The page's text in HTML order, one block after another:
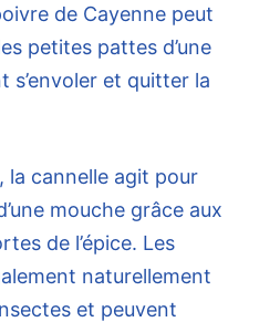
de Cayenne peut
petites pattes d’une
s’envoler et quitter la
la cannelle agit pour
mouche grâce aux
de l’épice. Les
naturellement
et peuvent